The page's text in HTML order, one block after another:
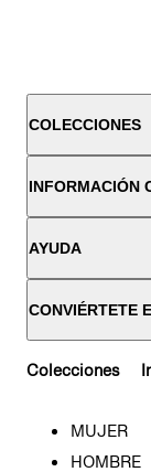
COLECCIONES
INFORMACIÓN
AYUDA
CONVIÉRTETE
Colecciones
MUJER
HOMBRE